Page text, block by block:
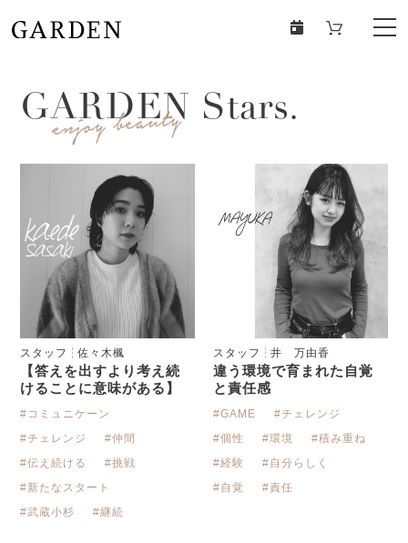
GARDEN Stars.
スタッフ 佐々木楓
【答えを出すより考え続
けることに意味がある】
#コミュニケーン
#チェレンジ
#仲間
#伝え続ける
#挑戦
#新たなスタート
#武蔵小杉
#継続
スタッフ 井 万由香
違う環境で育まれた自覚
と責任感
#GAME
#チェレンジ
#個性
#環境
#積み重ね
#経験
#自分らしく
#自覚
#責任